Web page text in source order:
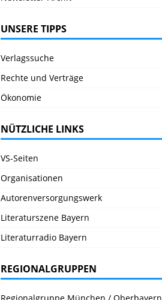
UNSERE TIPPS
Verlagssuche
Rechte und Verträge
Ökonomie
NÜTZLICHE LINKS
VS-Seiten
Organisationen
Autorenversorgungswerk
Literaturszene Bayern
Literaturradio Bayern
REGIONALGRUPPEN